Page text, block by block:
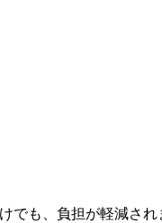
も、負担が軽減さ